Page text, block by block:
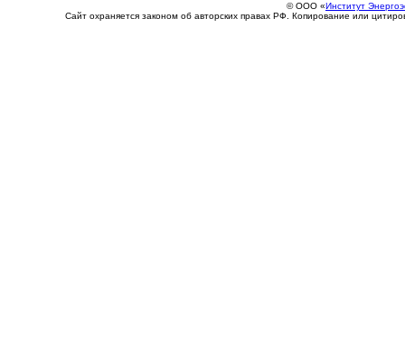
© ООО «Институт
Сайт охраняется законом об авторских правах РФ. Копирование или